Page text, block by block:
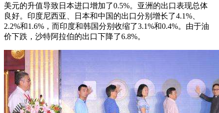
美元的升值导致日本进口增加了0.5%。亚洲的出口表现总体
良好。印度尼西亚、日本和中国的出口分别增长了4.1%、
2.2%和1.6%，而印度和韩国分别收缩了3.1%和0.4%。由于油
价下跌，沙特阿拉伯的出口下降了6.8%。